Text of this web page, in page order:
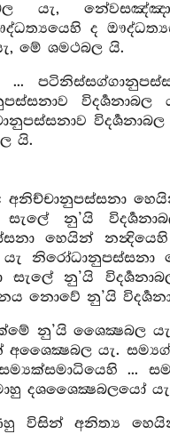
යැ,
ද
මේ ශමථබල යි.
...
විදර්‍ශනාබල
යි.
නු’යි
හෙයින්
යැ
නු’යි
නු’යි
නු’යි ශෛක්‍ෂබල
යැ.
...
දශශෛක්‍ෂබලයෝ
විසින් අනිත්‍ය